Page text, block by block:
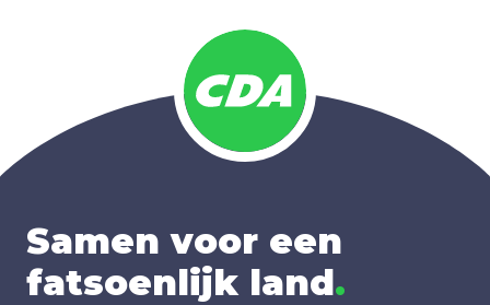
Samen voor een
fatsoenlijk land.